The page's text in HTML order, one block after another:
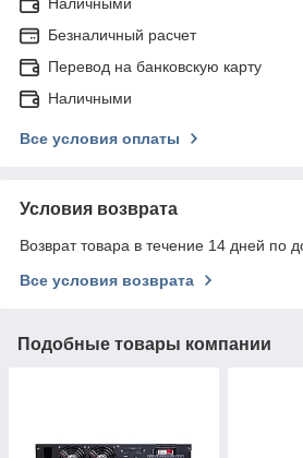
Безналичный расчет
Перевод на банковскую карту
Наличными
Все условия оплаты
Условия возврата
Возврат товара в течение 14 дней по
Все условия возврата
Подобные товары компании